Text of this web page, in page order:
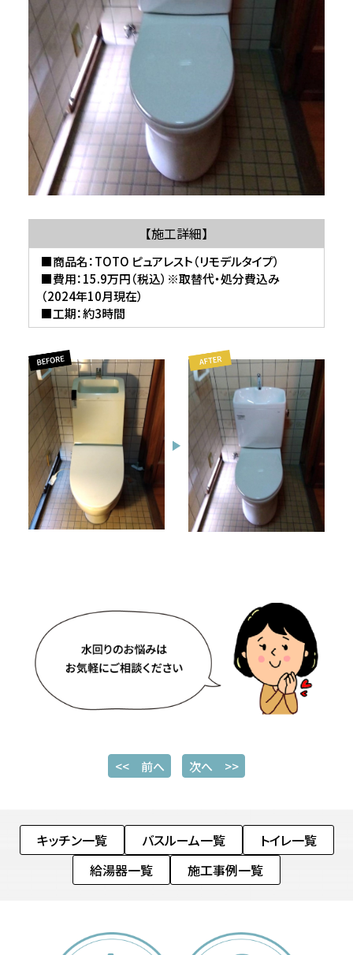
【施工詳細】
■商品名：TOTO ピュアレスト（リモデルタイプ）
■費用：15.9万円（税込）※取替代・処分費込み
（2024年10月現在）
■工期：約3時間
<< 前へ 次へ >>
キッチン一覧 バスルーム一覧
トイレ一覧
給湯器一覧
施工事例一覧